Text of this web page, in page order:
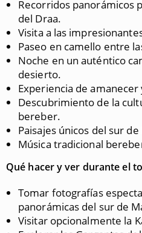
Recorridos panorámicos
del Draa.
Visita a las
Paseo en camello entre
Noche en un auténtico
desierto.
Experiencia de
Descubrimiento de la
bereber.
Paisajes únicos del sur
Música tradicional
Qué hacer y ver durante el
Tomar fotografías
panorámicas del sur de
Visitar opcionalmente la